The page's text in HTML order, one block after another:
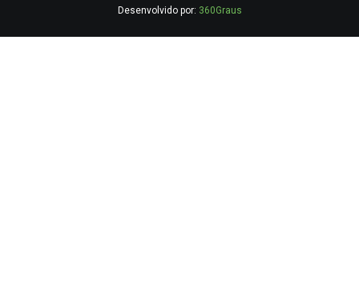
Desenvolvido por: 360Graus